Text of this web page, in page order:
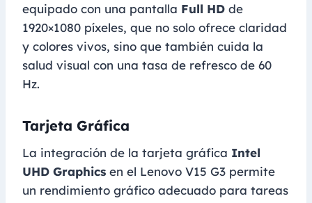
equipado con una pantalla Full HD de
1920×1080 píxeles, que no solo ofrece claridad
y colores vivos, sino que también cuida la
salud visual con una tasa de refresco de 60
Hz.
Tarjeta Gráfica
La integración de la tarjeta gráfica Intel
UHD Graphics en el Lenovo V15 G3 permite
un rendimiento gráfico adecuado para tareas